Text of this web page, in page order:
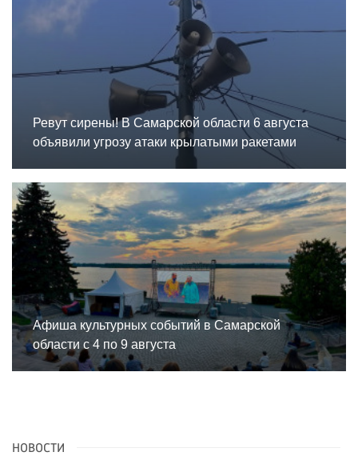
Ревут сирены! В Самарской области 6 августа
объявили угрозу атаки крылатыми ракетами
Афиша культурных событий в Самарской
области с 4 по 9 августа
НОВОСТИ